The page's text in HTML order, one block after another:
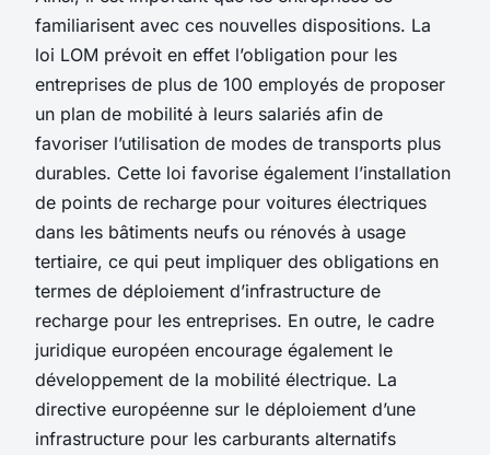
familiarisent avec ces nouvelles dispositions. La
loi LOM prévoit en effet l’obligation pour les
entreprises de plus de 100 employés de proposer
un plan de mobilité à leurs salariés afin de
favoriser l’utilisation de modes de transports plus
durables. Cette loi favorise également l’installation
de points de recharge pour voitures électriques
dans les bâtiments neufs ou rénovés à usage
tertiaire, ce qui peut impliquer des obligations en
termes de déploiement d’infrastructure de
recharge pour les entreprises. En outre, le cadre
juridique européen encourage également le
développement de la mobilité électrique. La
directive européenne sur le déploiement d’une
infrastructure pour les carburants alternatifs